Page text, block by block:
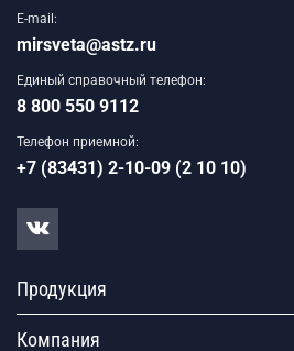
E-mail:
mirsveta@astz.ru
Единый справочный телефон:
8 800 550 9112
Телефон приемной:
+7 (83431) 2-10-09 (2 10 10)
Продукция
Компания